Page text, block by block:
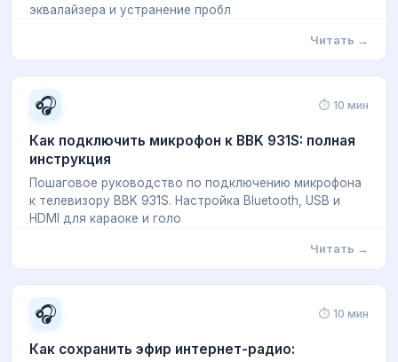
эквалайзера и устранение пробл
Читать →
🎧 ⏱ 10 мин
Как подключить микрофон к BBK 931S: полная
инструкция
Пошаговое руководство по подключению микрофона
к телевизору BBK 931S. Настройка Bluetooth, USB и
HDMI для караоке и голо
Читать →
🎧 ⏱ 10 мин
Как сохранить эфир интернет-радио: